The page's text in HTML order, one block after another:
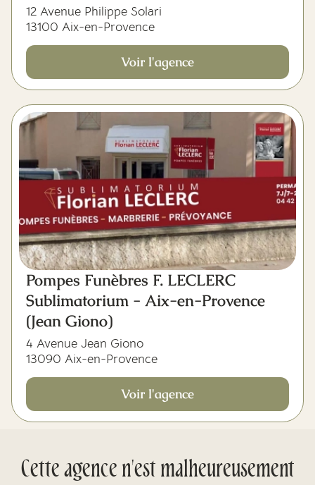
12 Avenue Philippe Solari
13100 Aix-en-Provence
Voir l'agence
Pompes Funèbres F. LECLERC
Sublimatorium - Aix-en-Provence
(Jean Giono)
4 Avenue Jean Giono
13090 Aix-en-Provence
Voir l'agence
Cette agence n'est malheureusement